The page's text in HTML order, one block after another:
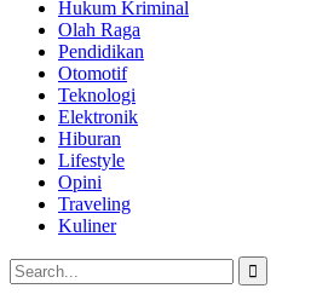
Hukum Kriminal
Olah Raga
Pendidikan
Otomotif
Teknologi
Elektronik
Hiburan
Lifestyle
Opini
Traveling
Kuliner